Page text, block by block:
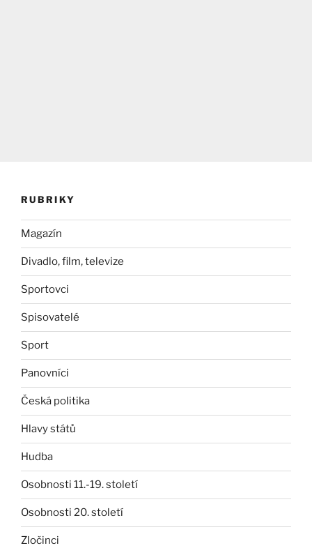
RUBRIKY
Magazín
Divadlo, film, televize
Sportovci
Spisovatelé
Sport
Panovníci
Česká politika
Hlavy států
Hudba
Osobnosti 11.-19. století
Osobnosti 20. století
Zločinci